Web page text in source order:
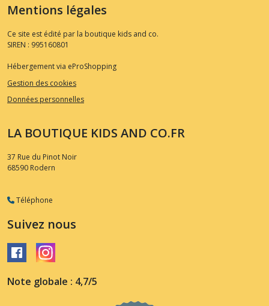
Mentions légales
Ce site est édité par la boutique kids and co.
SIREN : 995160801
Hébergement via eProShopping
Gestion des cookies
Données personnelles
LA BOUTIQUE KIDS AND CO.FR
37 Rue du Pinot Noir
68590 Rodern
Téléphone
Suivez nous
Note globale : 4,7/5